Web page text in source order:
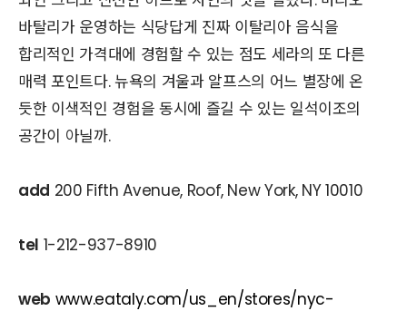
바탈리가 운영하는 식당답게 진짜 이탈리아 음식을
합리적인 가격대에 경험할 수 있는 점도 세라의 또 다른
매력 포인트다. 뉴욕의 겨울과 알프스의 어느 별장에 온
듯한 이색적인 경험을 동시에 즐길 수 있는 일석이조의
공간이 아닐까.
add 200 Fifth Avenue, Roof, New York, NY 10010
tel 1-212-937-8910
web www.eataly.com/us_en/stores/nyc-